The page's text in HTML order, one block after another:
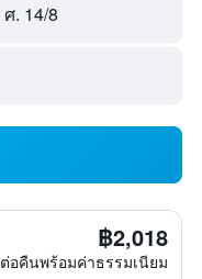
ศ. 14/8
฿2,018
ต่อคืนพร้อมค่าธรรมเนียม